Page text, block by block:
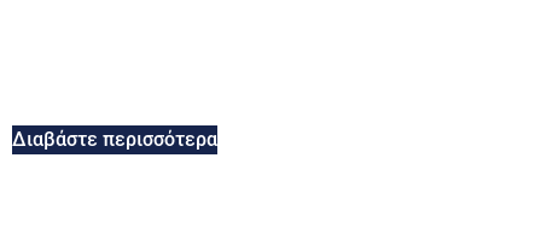
Διαβάστε περισσότερα